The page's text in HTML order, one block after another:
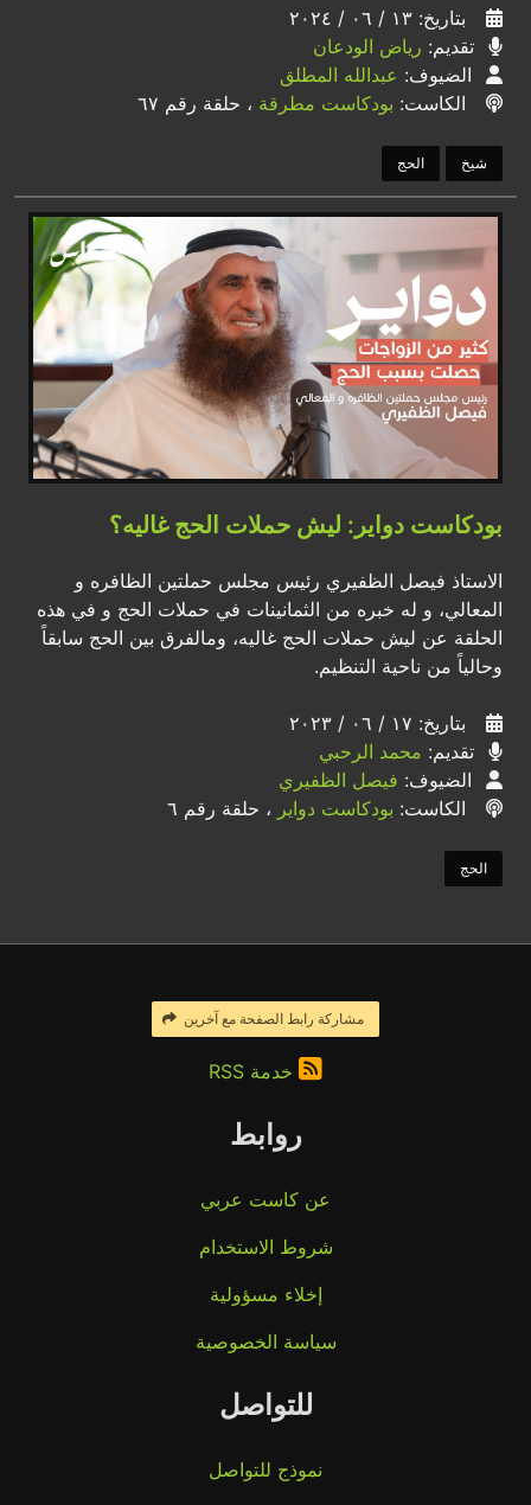
بتاريخ: ١٣ / ٠٦ / ٢٠٢٤
تقديم: رياض الودعان
الضيوف: عبدالله المطلق
الكاست: بودكاست مطرقة ، حلقة رقم ٦٧
شيخ الحج
بودكاست دواير: ليش حملات الحج غاليه؟
الاستاذ فيصل الظفيري رئيس مجلس حملتين الظافره و
المعالي، و له خبره من الثمانينات في حملات الحج و في هذه
الحلقة عن ليش حملات الحج غاليه، ومالفرق بين الحج سابقاً
وحالياً من ناحية التنظيم.
بتاريخ: ١٧ / ٠٦ / ٢٠٢٣
تقديم: محمد الرحبي
الضيوف: فيصل الظفيري
الكاست: بودكاست دواير ، حلقة رقم ٦
الحج
مشاركة رابط الصفحة مع آخرين
خدمة RSS
روابط
عن كاست عربي
شروط الاستخدام
إخلاء مسؤولية
سياسة الخصوصية
للتواصل
نموذج للتواصل